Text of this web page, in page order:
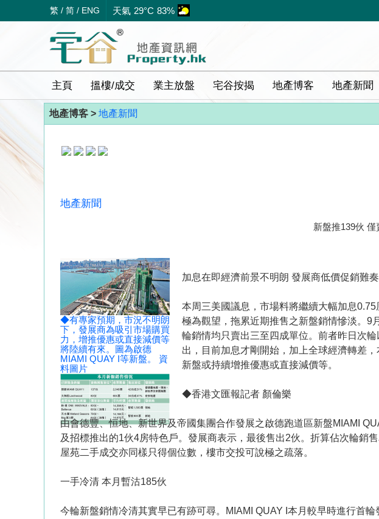
繁 / 简 / ENG 天氣 29°C 83%
主頁 搵樓/成交 業主放盤 宅谷按揭 地產博客 地產新聞
地產博客 > 地產新聞
地產新聞
新盤推139伙 僅
◆有專家預期，市況不明朗
下，發展商為吸引市場購買
力，增推優惠或直接減價等
將陸續有來。圖為啟德
MIAMI QUAY I等新盤。 資
料圖片
加息在即經濟前景不明朗 發展商低價促銷難
本周三美國議息，市場料將繼續大幅加息
極為觀望，拖累近期推售之新盤銷情慘淡。9
輪銷情均只賣出三至四成單位。前者昨日次
出，目前加息才剛開始，加上全球經濟轉差
新盤或持續增推優惠或直接減價等。
◆香港文匯報記者 顏倫樂
由會德豐、恒地、新世界及帝國集團合作發展之啟德跑道區新盤MIAMI
及招標推出的1伙4房特色戶。發展商表示，最後售出2伙。折算佔次輪銷
屋苑二手成交亦同樣只得個位數，樓市交投可說極之疏落。
一手冷清 本月暫沽185伙
今輪新盤銷情冷清其實早已有跡可尋。MIAMI QUAY I本月較早時進行首